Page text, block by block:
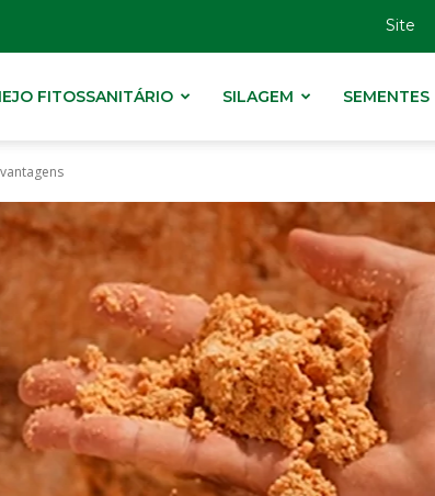
Site
FITOSSANITÁRIO SILAGEM SEMENTES